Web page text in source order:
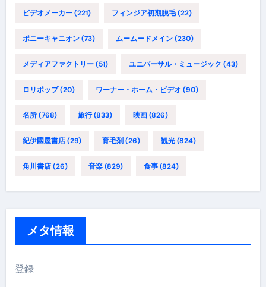
ビデオメーカー(221) フィンジア初期脱毛(22)
ポニーキャニオン(73) ムームードメイン(230)
メディアファクトリー(51) ユニバーサル・ミュージック (43)
ロリポップ(20) ワーナー・ホーム・ビデオ (90)
名所(768) 旅行(833) 映画(826)
紀伊國屋書店(29) 育毛剤 (26) 観光(824)
角川書店(26) 音楽(829) 食事(824)
メタ情報
登録